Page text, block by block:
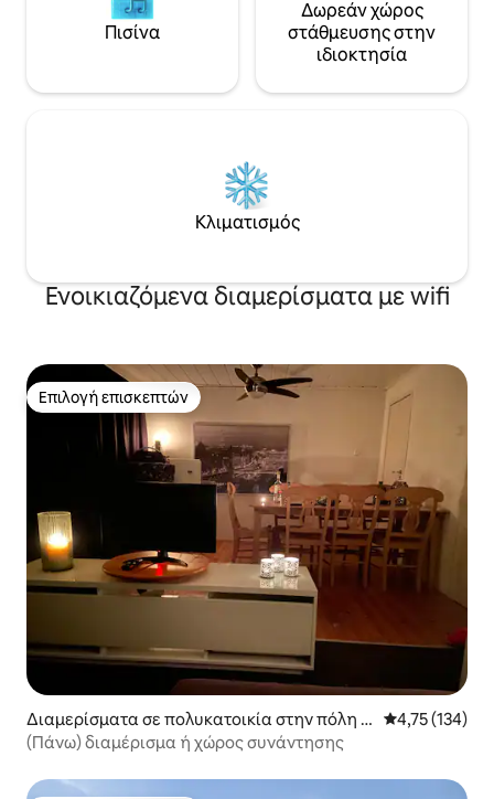
Πισίνα
Δωρεάν χώρος
στάθμευσης στην
ιδιοκτησία
Κλιματισμός
Ενοικιαζόμενα διαμερίσματα με wifi
Επιλογή επισκεπτών
Επιλογή επισκεπτών
Διαμερίσματα σε πολυκατοικία στην πόλη E
tten-Leur
Μέση
4,75 (134)
(Πάνω) διαμέρισμα ή χώρος συνάντησης